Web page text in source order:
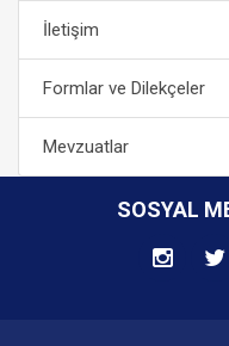
İletişim
Formlar ve Dilekçeler
Mevzuatlar
SOSYAL